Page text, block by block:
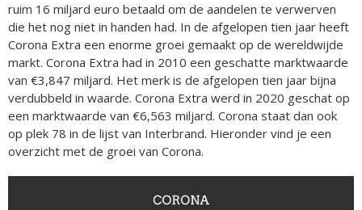
ruim 16 miljard euro betaald om de aandelen te verwerven
die het nog niet in handen had. In de afgelopen tien jaar heeft
Corona Extra een enorme groei gemaakt op de wereldwijde
markt. Corona Extra had in 2010 een geschatte marktwaarde
van €3,847 miljard. Het merk is de afgelopen tien jaar bijna
verdubbeld in waarde. Corona Extra werd in 2020 geschat op
een marktwaarde van €6,563 miljard. Corona staat dan ook
op plek 78 in de lijst van Interbrand. Hieronder vind je een
overzicht met de groei van Corona.